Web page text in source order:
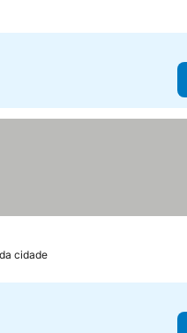
cidade